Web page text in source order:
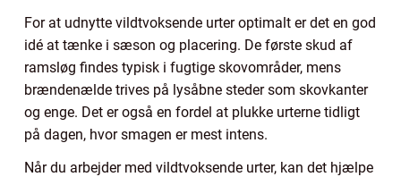
For at udnytte vildtvoksende urter optimalt er det en god
idé at tænke i sæson og placering. De første skud af
ramsløg findes typisk i fugtige skovområder, mens
brændenælde trives på lysåbne steder som skovkanter
og enge. Det er også en fordel at plukke urterne tidligt
på dagen, hvor smagen er mest intens.
Når du arbejder med vildtvoksende urter, kan det hjælpe